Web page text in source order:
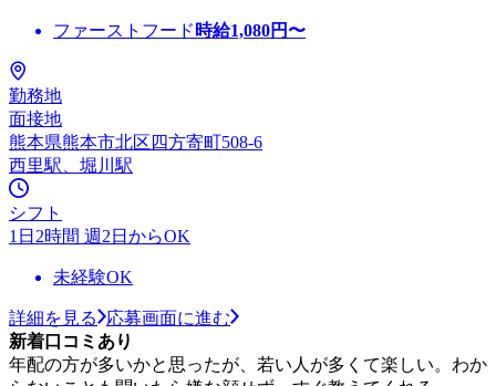
ファーストフード 時給1,080円〜
勤務地
面接地
熊本県熊本市北区四方寄町508-6
西里駅、堀川駅
シフト
1日2時間 週2日からOK
未経験OK
詳細を見る
応募画面に進む
新着口コミあり
年配の方が多いかと思ったが、若い人が多くて楽しい。わか